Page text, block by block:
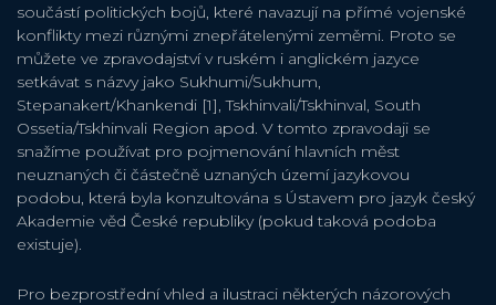
součástí politických bojů, které navazují na přímé vojenské
konflikty mezi různými znepřátelenými zeměmi. Proto se
můžete ve zpravodajství v ruském i anglickém jazyce
setkávat s názvy jako Sukhumi/Sukhum,
Stepanakert/Khankendi [1], Tskhinvali/Tskhinval, South
Ossetia/Tskhinvali Region apod. V tomto zpravodaji se
snažíme používat pro pojmenování hlavních měst
neuznaných či částečně uznaných území jazykovou
podobu, která byla konzultována s Ústavem pro jazyk český
Akademie věd České republiky (pokud taková podoba
existuje).
Pro bezprostřední vhled a ilustraci některých názorových